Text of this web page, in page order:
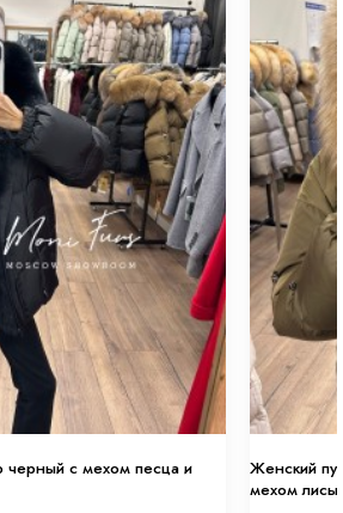
черный с мехом песца и
Женский
мехом